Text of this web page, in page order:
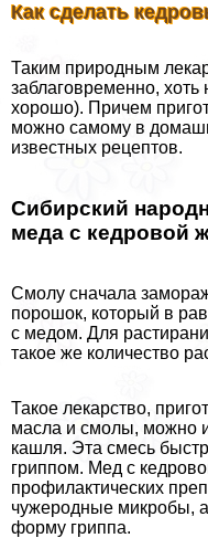
Как сделать
Таким природным
заблаговременно, хоть
хорошо). Причем
можно самому в
известных рецептов.
Сибирский
меда с кедровой
Смолу сначала
порошок, который в
с медом. Для
такое же количество
Такое лекарство,
масла и смолы, можно
кашля. Эта смесь
гриппом. Мед с
профилактических
чужеродные микробы,
форму гриппа.